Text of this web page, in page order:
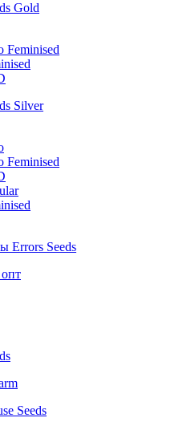
Gold
Feminised
Silver
Feminised
Errors Seeds
Seeds